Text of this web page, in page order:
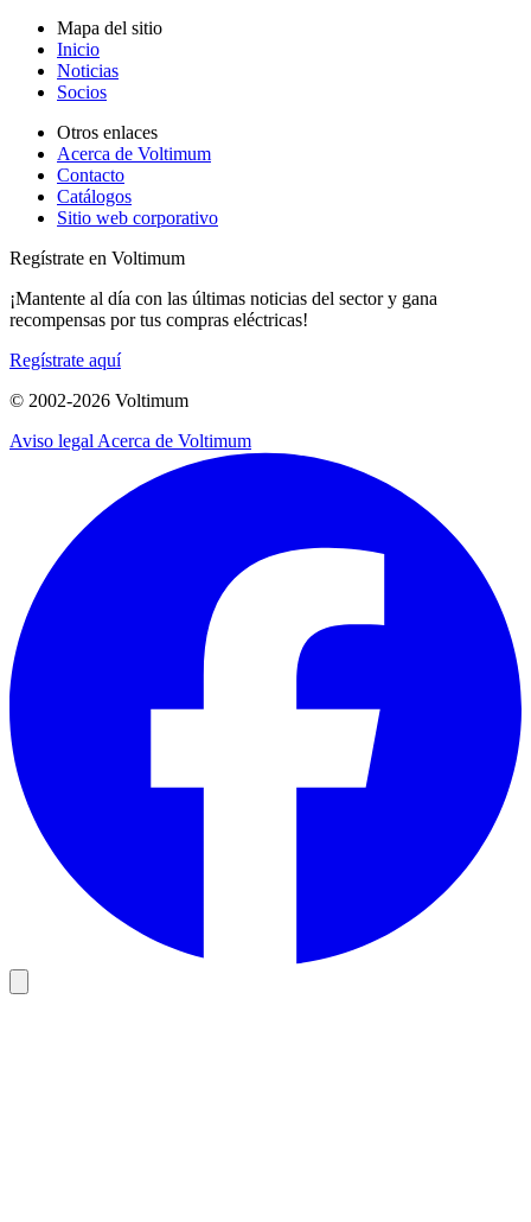
Mapa del sitio
Inicio
Noticias
Socios
Otros enlaces
Acerca de Voltimum
Contacto
Catálogos
Sitio web corporativo
Regístrate en Voltimum
¡Mantente al día con las últimas noticias del sector y gana
recompensas por tus compras eléctricas!
Regístrate aquí
© 2002-2026 Voltimum
Aviso legal Acerca de Voltimum